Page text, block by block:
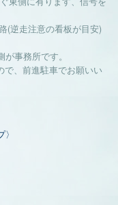
逆走注意の看板が目安)
事務所です。
、前進駐車でお願いい